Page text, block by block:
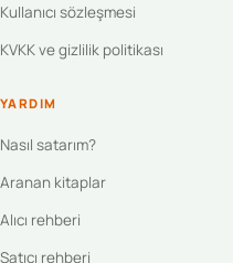
Kullanıcı sözleşmesi
KVKK ve gizlilik politikası
YARDIM
Nasıl satarım?
Aranan kitaplar
Alıcı rehberi
Satıcı rehberi